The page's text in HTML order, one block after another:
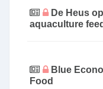
De Heus
aquaculture
Blue
Food